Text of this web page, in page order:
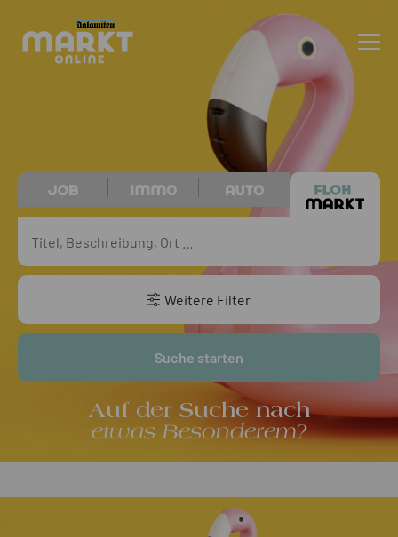
Auf der Suche nach
etwas Besonderem?
Weitere Filter
Suche starten